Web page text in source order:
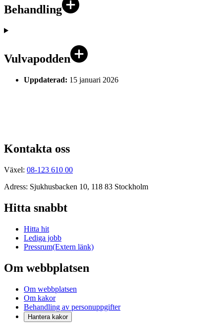
Behandling
Vulvapodden
Uppdaterad: 15 januari 2026
Kontakta oss
Växel: 08-123 610 00
Adress: Sjukhusbacken 10, 118 83 Stockholm
Hitta snabbt
Hitta hit
Lediga jobb
Pressrum(Extern länk)
Om webbplatsen
Om webbplatsen
Om kakor
Behandling av personuppgifter
Hantera kakor